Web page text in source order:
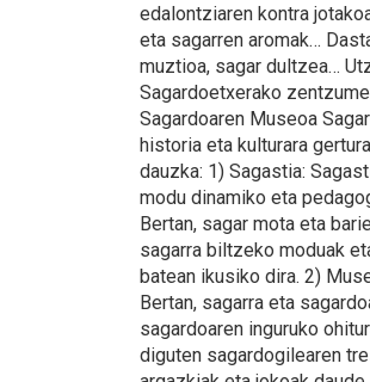
edalontziaren kontra
eta sagarren aromak…
muztioa, sagar dultzea…
Sagardoetxerako
Sagardoaren Museoa
historia eta kulturara
dauzka: 1) Sagastia:
modu dinamiko eta
Bertan, sagar mota eta
sagarra biltzeko moduak
batean ikusiko dira. 2)
Bertan, sagarra eta
sagardoaren inguruko
diguten sagardogilearen